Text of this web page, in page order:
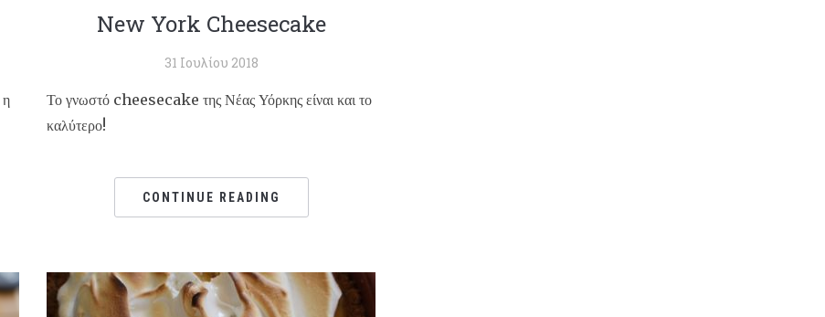
η
New York Cheesecake
31 Ιουλίου 2018
Το γνωστό cheesecake της Νέας Υόρκης είναι και το
καλύτερο!
CONTINUE READING